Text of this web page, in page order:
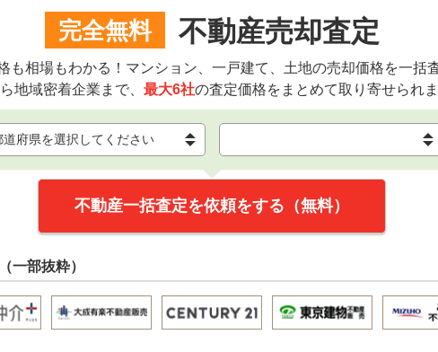
完全無料 不動産売却査定
も相場もわかる！マンション、一戸建て、土地の売却価格を一括査
地域密着企業まで、 最大6社の査定価格をまとめて取り寄せられま
不動産一括査定を依頼をする（無料）
一部抜粋）